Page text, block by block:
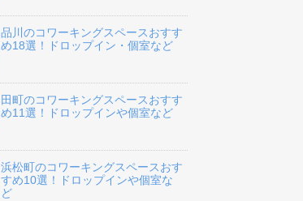
品川のコワーキングスペースおすす
め18選！ドロップイン・個室など
田町のコワーキングスペースおすす
め11選！ドロップインや個室など
浜松町のコワーキングスペースおす
すめ10選！ドロップインや個室な
ど